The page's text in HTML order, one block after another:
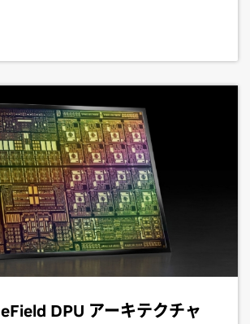
DPU アーキテクチャ